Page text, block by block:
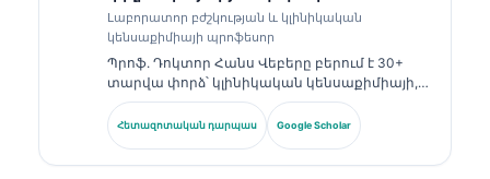
Լաբորատոր բժշկության և կլինիկական
կենսաքիմիայի պրոֆեսոր
Պրոֆ. Դոկտոր Հանս Վեբերը բերում է 30+
տարվա փորձ՝ կլինիկական կենսաքիմիայի,
լաբորատոր բժշկության և բիոմարկերների
հետազոտության ոլորտներում։ Եղել է
Գերմանիայի Կլինիկական քիմիայի
Հետազոտական դարպաս Google Scholar